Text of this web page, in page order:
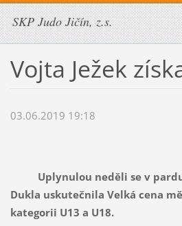
SKP Judo Jičín, z.s.
Vojta Ježek
03.06.2019 19:18
Uplynulou neděli se v
Dukla uskutečnila Velká cena
kategorii U13 a U18.